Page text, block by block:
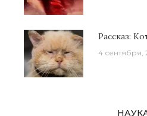
Рассказ:
4 сентября,